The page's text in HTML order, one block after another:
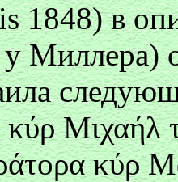
1848) в
κύρ Μιχαήλ
κύρ